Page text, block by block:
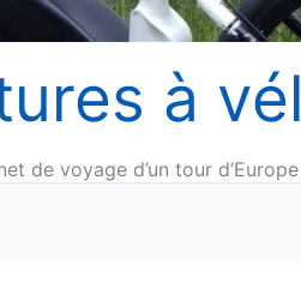
à
de voyage d’un tour